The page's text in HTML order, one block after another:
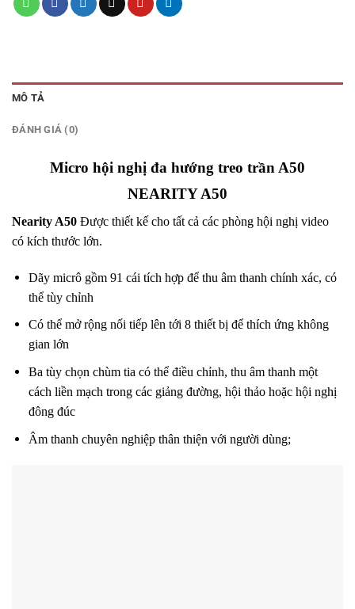
MÔ TẢ
ĐÁNH GIÁ (0)
Micro hội nghị đa hướng treo trần A50
NEARITY A50
Nearity A50 Được thiết kế cho tất cả các phòng hội nghị video
có kích thước lớn.
Dãy micrô gồm 91 cái tích hợp để thu âm thanh chính xác, có
thể tùy chỉnh
Có thể mở rộng nối tiếp lên tới 8 thiết bị để thích ứng không
gian lớn
Ba tùy chọn chùm tia có thể điều chỉnh, thu âm thanh một
cách liền mạch trong các giảng đường, hội thảo hoặc hội nghị
đông đúc
Âm thanh chuyên nghiệp thân thiện với người dùng;